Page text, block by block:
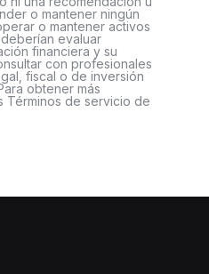
o mantener ningún
o mantener activos
evaluar
financiera y su
con profesionales
fiscal o de inversión
obtener más
Términos de servicio de